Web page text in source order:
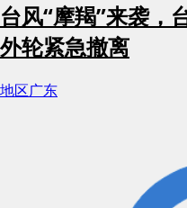
台风“摩羯”来袭，
外轮紧急撤离
地区广东